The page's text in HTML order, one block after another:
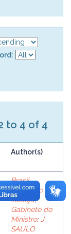
to 4 of 4
Author(s)
Brasil.
Ministério da
Justiça;
Gabinete do
Ministro; J.
SAULO